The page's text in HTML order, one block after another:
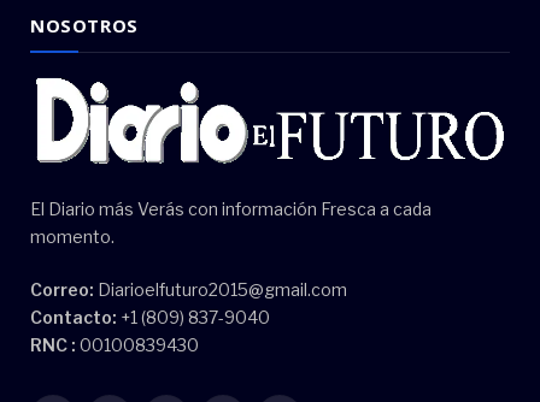
NOSOTROS
El Diario más Verás con información Fresca a cada
momento.
Correo: Diarioelfuturo2015@gmail.com
Contacto: +1 (809) 837-9040
RNC : 00100839430